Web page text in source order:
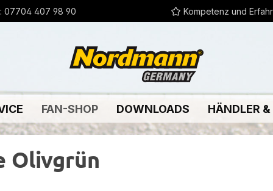
07704 407 98 90 Kompetenz und
FAN-SHOP DOWNLOADS HÄNDLER
Olivgrün